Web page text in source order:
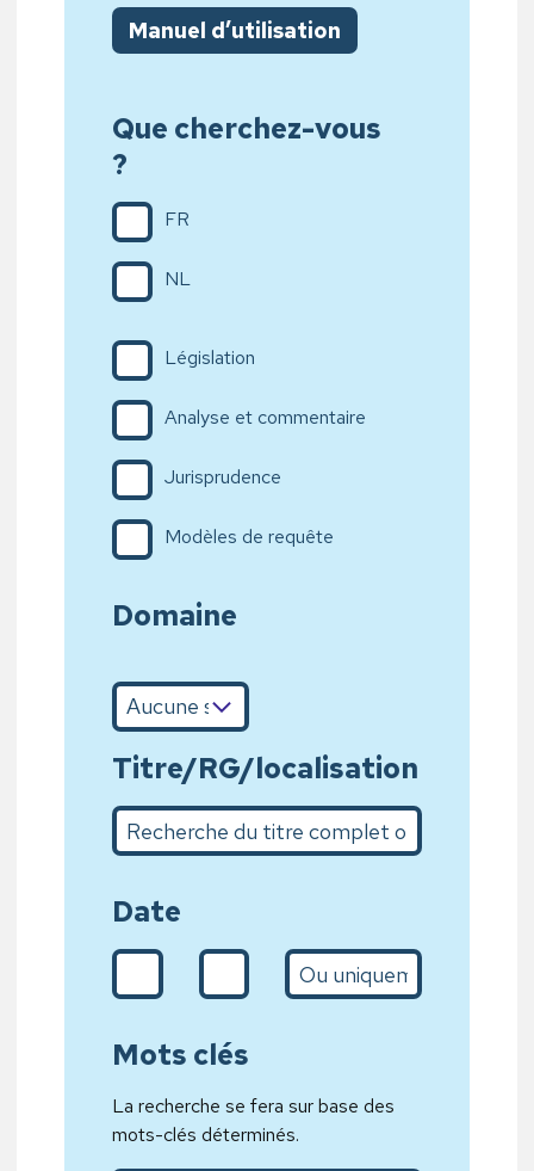
Manuel d’utilisation
Que cherchez-vous
?
FR
NL
Législation
Analyse et commentaire
Jurisprudence
Modèles de requête
Domaine
Titre/RG/localisation
Recherche du titre complet ou sur quelques mots
Date
De (d/m/Y)A (31/01/2020)
L’année
Mots clés
La recherche se fera sur base des
mots-clés déterminés.